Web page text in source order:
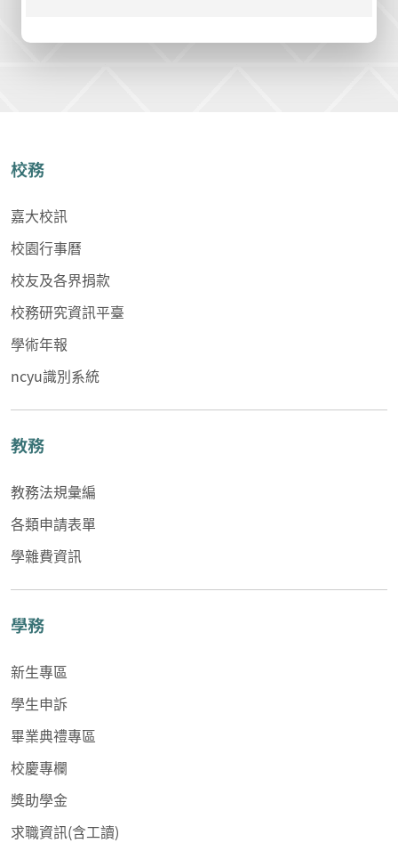
校務
嘉大校訊
校園行事曆
校友及各界捐款
校務研究資訊平臺
學術年報
ncyu識別系統
教務
教務法規彙編
各類申請表單
學雜費資訊
學務
新生專區
學生申訴
畢業典禮專區
校慶專欄
獎助學金
求職資訊(含工讀)